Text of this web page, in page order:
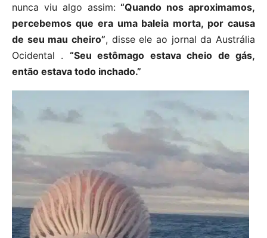
nunca viu algo assim:“Quando nos aproximamos,
percebemos que era uma baleia morta, por causa
de seu mau cheiro”, disse ele ao jornal da Austrália
Ocidental . “Seu estômago estava cheio de gás,
então estava todo inchado.”